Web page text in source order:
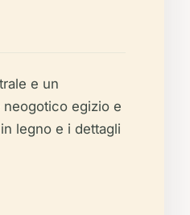
e un
egizio e
legno e i dettagli